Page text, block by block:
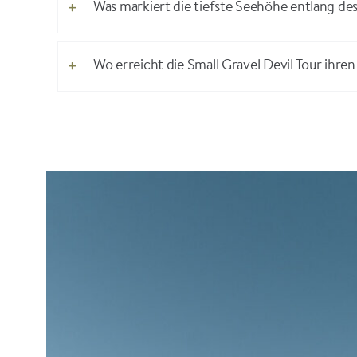
Was markiert die tiefste Seehöhe entlang
Wo erreicht die Small Gravel Devil Tour